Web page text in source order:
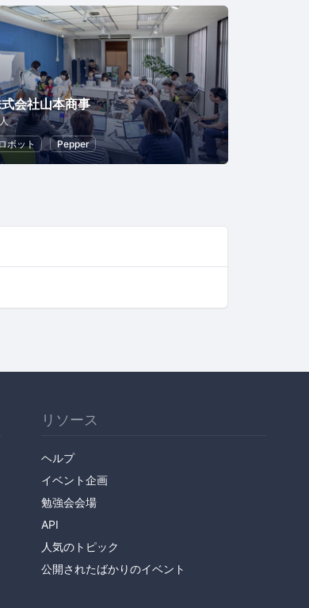
会社山本商事
ボット Pepper
リソース
ヘルプ
イベント企画
勉強会会場
API
人気のトピック
公開されたばかりのイベント